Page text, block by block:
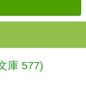
庫 577)